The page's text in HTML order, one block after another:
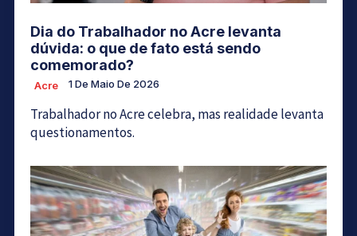
Dia do Trabalhador no Acre levanta
dúvida: o que de fato está sendo
comemorado?
Acre 1 De Maio De 2026
Trabalhador no Acre celebra, mas realidade levanta
questionamentos.